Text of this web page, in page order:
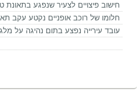
חישוב פיצויים לצעיר שנפגע בתאונת
חלומו של רוכב אופניים נקטע עקב
עובד עירייה נפצע בתום נהיגה על